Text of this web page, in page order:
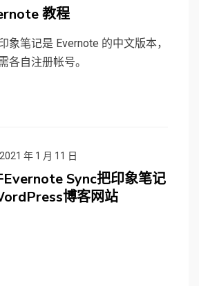
教程
象笔记是 Evernote 的中文版本，
各自注册帐号。
2021 年 1 月 11 日
Sync把印象笔记
博客网站